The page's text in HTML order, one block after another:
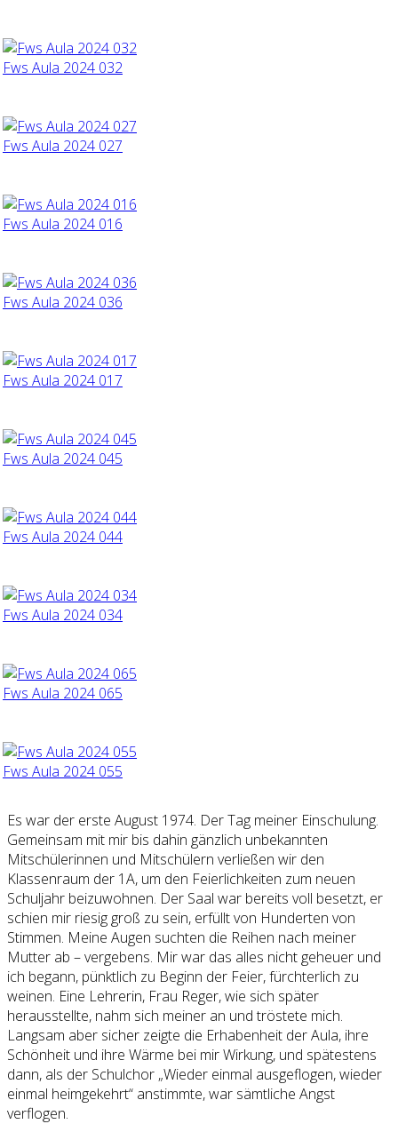
Fws Aula 2024 032
Fws Aula 2024 027
Fws Aula 2024 016
Fws Aula 2024 036
Fws Aula 2024 017
Fws Aula 2024 045
Fws Aula 2024 044
Fws Aula 2024 034
Fws Aula 2024 065
Fws Aula 2024 055
Es war der erste August 1974. Der Tag meiner Einschulung.
Gemeinsam mit mir bis dahin gänzlich unbekannten
Mitschülerinnen und Mitschülern verließen wir den
Klassenraum der 1A, um den Feierlichkeiten zum neuen
Schuljahr beizuwohnen. Der Saal war bereits voll besetzt, er
schien mir riesig groß zu sein, erfüllt von Hunderten von
Stimmen. Meine Augen suchten die Reihen nach meiner
Mutter ab – vergebens. Mir war das alles nicht geheuer und
ich begann, pünktlich zu Beginn der Feier, fürchterlich zu
weinen. Eine Lehrerin, Frau Reger, wie sich später
herausstellte, nahm sich meiner an und tröstete mich.
Langsam aber sicher zeigte die Erhabenheit der Aula, ihre
Schönheit und ihre Wärme bei mir Wirkung, und spätestens
dann, als der Schulchor „Wieder einmal ausgeflogen, wieder
einmal heimgekehrt“ anstimmte, war sämtliche Angst
verflogen.